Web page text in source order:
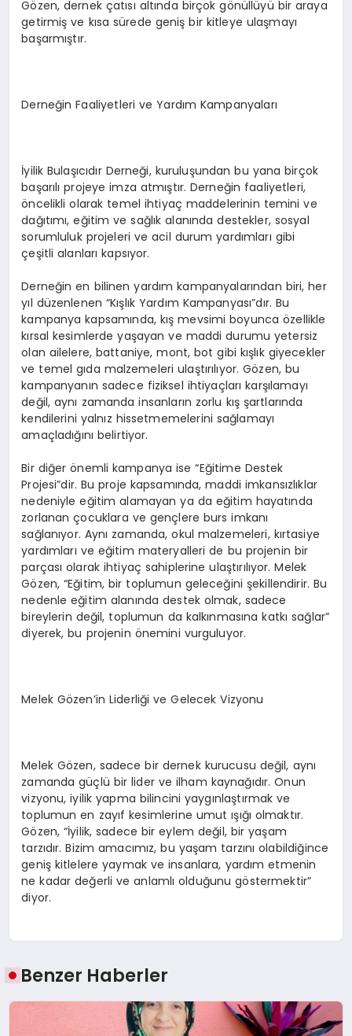
Gözen, dernek çatısı altında birçok gönüllüyü bir araya
getirmiş ve kısa sürede geniş bir kitleye ulaşmayı
başarmıştır.
Derneğin Faaliyetleri ve Yardım Kampanyaları
İyilik Bulaşıcıdır Derneği, kuruluşundan bu yana birçok
başarılı projeye imza atmıştır. Derneğin faaliyetleri,
öncelikli olarak temel ihtiyaç maddelerinin temini ve
dağıtımı, eğitim ve sağlık alanında destekler, sosyal
sorumluluk projeleri ve acil durum yardımları gibi
çeşitli alanları kapsıyor.
Derneğin en bilinen yardım kampanyalarından biri, her
yıl düzenlenen “Kışlık Yardım Kampanyası”dır. Bu
kampanya kapsamında, kış mevsimi boyunca özellikle
kırsal kesimlerde yaşayan ve maddi durumu yetersiz
olan ailelere, battaniye, mont, bot gibi kışlık giyecekler
ve temel gıda malzemeleri ulaştırılıyor. Gözen, bu
kampanyanın sadece fiziksel ihtiyaçları karşılamayı
değil, aynı zamanda insanların zorlu kış şartlarında
kendilerini yalnız hissetmemelerini sağlamayı
amaçladığını belirtiyor.
Bir diğer önemli kampanya ise “Eğitime Destek
Projesi”dir. Bu proje kapsamında, maddi imkansızlıklar
nedeniyle eğitim alamayan ya da eğitim hayatında
zorlanan çocuklara ve gençlere burs imkanı
sağlanıyor. Aynı zamanda, okul malzemeleri, kırtasiye
yardımları ve eğitim materyalleri de bu projenin bir
parçası olarak ihtiyaç sahiplerine ulaştırılıyor. Melek
Gözen, “Eğitim, bir toplumun geleceğini şekillendirir. Bu
nedenle eğitim alanında destek olmak, sadece
bireylerin değil, toplumun da kalkınmasına katkı sağlar”
diyerek, bu projenin önemini vurguluyor.
Melek Gözen’in Liderliği ve Gelecek Vizyonu
Melek Gözen, sadece bir dernek kurucusu değil, aynı
zamanda güçlü bir lider ve ilham kaynağıdır. Onun
vizyonu, iyilik yapma bilincini yaygınlaştırmak ve
toplumun en zayıf kesimlerine umut ışığı olmaktır.
Gözen, “İyilik, sadece bir eylem değil, bir yaşam
tarzıdır. Bizim amacımız, bu yaşam tarzını olabildiğince
geniş kitlelere yaymak ve insanlara, yardım etmenin
ne kadar değerli ve anlamlı olduğunu göstermektir”
diyor.
Benzer Haberler